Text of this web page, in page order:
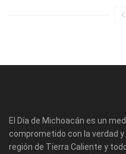
El Día de Michoacán es un
comprometido con la verdad
región de Tierra Caliente y